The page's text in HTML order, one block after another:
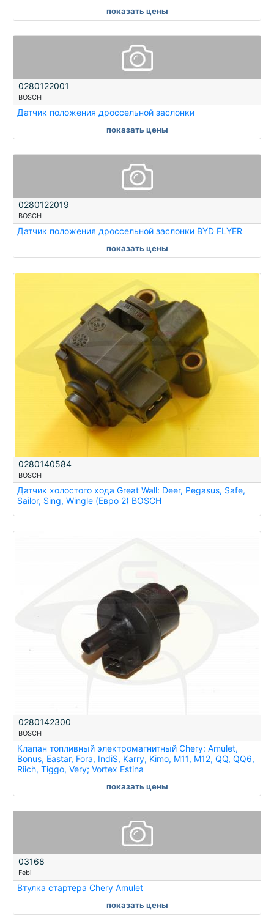
показать цены
0280122001
BOSCH
Датчик положения дроссельной заслонки
показать цены
0280122019
BOSCH
Датчик положения дроссельной заслонки BYD FLYER
показать цены
0280140584
BOSCH
Датчик холостого хода Great Wall: Deer, Pegasus, Safe,
Sailor, Sing, Wingle (Евро 2) BOSCH
0280142300
BOSCH
Клапан топливный электромагнитный Chery: Amulet,
Bonus, Eastar, Fora, IndiS, Karry, Kimo, M11, M12, QQ, QQ6,
Riich, Tiggo, Very; Vortex Estina
показать цены
03168
Febi
Втулка стартера Chery Amulet
показать цены